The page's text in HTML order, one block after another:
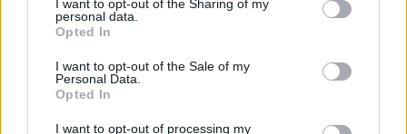
not limited to your visit or usage behaviour. You may click to
grant or deny consent to Google and its third-party tags to
use your data for below specified purposes in below Google
consent section.
I want to opt-out of the Sharing of my
personal data.
Opted In
I want to opt-out of the Sale of my
Personal Data.
Opted In
I want to opt-out of processing my
Σχολίασε εδώ
50 /50